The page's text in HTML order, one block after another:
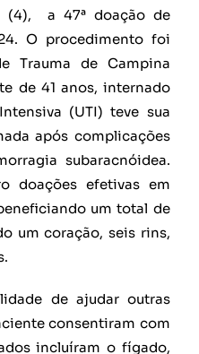
(4), a 47ª doação de
O procedimento foi
Trauma de Campina
de 41 anos, internado
(UTI) teve sua
após complicações
subaracnóidea.
doações efetivas em
um total de
um coração, seis rins,
de ajudar outras
consentiram com
incluíram o fígado,